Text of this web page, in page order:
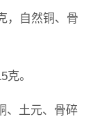
，自然铜、骨
。
、土元、骨碎